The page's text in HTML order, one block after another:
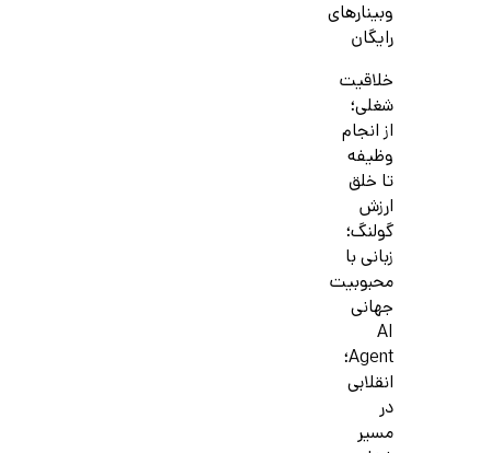
وبینارهای
رایگان
خلاقیت
شغلی؛
از انجام
وظیفه
تا خلق
ارزش
گولنگ؛
زبانی با
محبوبیت
جهانی
AI
Agent؛
انقلابی
در
مسیر